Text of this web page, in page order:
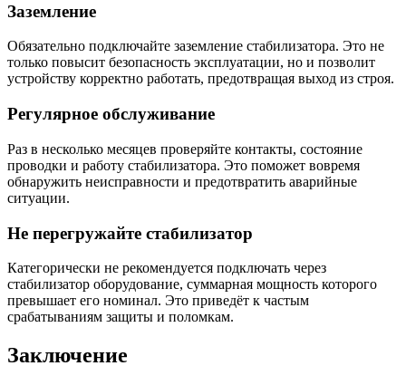
Заземление
Обязательно подключайте заземление стабилизатора. Это не
только повысит безопасность эксплуатации, но и позволит
устройству корректно работать, предотвращая выход из строя.
Регулярное обслуживание
Раз в несколько месяцев проверяйте контакты, состояние
проводки и работу стабилизатора. Это поможет вовремя
обнаружить неисправности и предотвратить аварийные
ситуации.
Не перегружайте стабилизатор
Категорически не рекомендуется подключать через
стабилизатор оборудование, суммарная мощность которого
превышает его номинал. Это приведёт к частым
срабатываниям защиты и поломкам.
Заключение